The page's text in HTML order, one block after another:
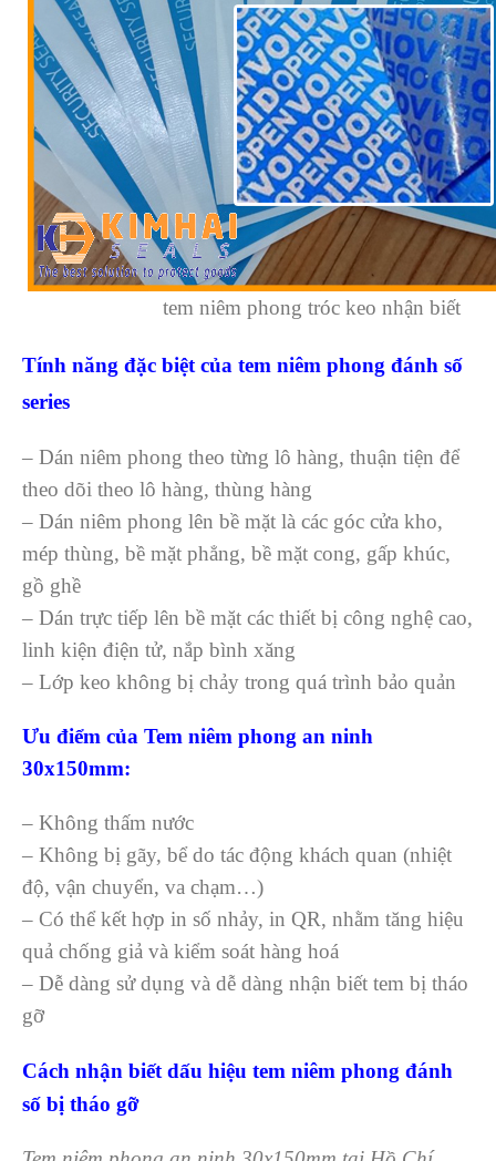
tem niêm phong tróc keo nhận biết
Tính năng đặc biệt của tem niêm phong đánh số
series
– Dán niêm phong theo từng lô hàng, thuận tiện để
theo dõi theo lô hàng, thùng hàng
– Dán niêm phong lên bề mặt là các góc cửa kho,
mép thùng, bề mặt phẳng, bề mặt cong, gấp khúc,
gồ ghề
– Dán trực tiếp lên bề mặt các thiết bị công nghệ cao,
linh kiện điện tử, nắp bình xăng
– Lớp keo không bị chảy trong quá trình bảo quản
Ưu điểm của Tem niêm phong an ninh
30x150mm:
– Không thấm nước
– Không bị gãy, bể do tác động khách quan (nhiệt
độ, vận chuyển, va chạm…)
– Có thể kết hợp in số nhảy, in QR, nhằm tăng hiệu
quả chống giả và kiểm soát hàng hoá
– Dễ dàng sử dụng và dễ dàng nhận biết tem bị tháo
gỡ
Cách nhận biết dấu hiệu tem niêm phong đánh
số bị tháo gỡ